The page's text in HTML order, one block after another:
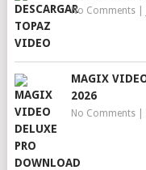
No Comments|
MAGIX
2026
No Comments|